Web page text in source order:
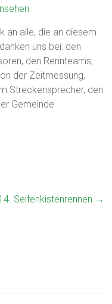
.
an alle, die an diesem
uns bei: den
den Rennteams,
der Zeitmessung,
Streckensprecher, den
Gemeinde
Seifenkistenrennen →